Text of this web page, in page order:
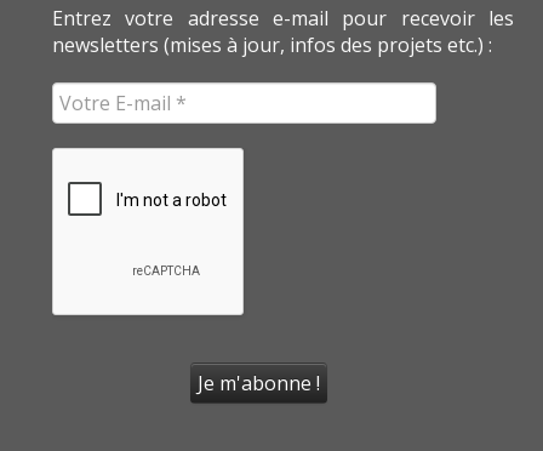
Entrez votre adresse e-mail pour recevoir les
newsletters (mises à jour, infos des projets etc.) :